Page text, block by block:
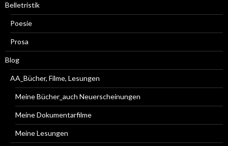
Belletristik
Poesie
Prosa
Blog
AA_Bücher, Filme, Lesungen
Meine Bücher_auch Neuerscheinungen
Meine Dokumentarfilme
Meine Lesungen